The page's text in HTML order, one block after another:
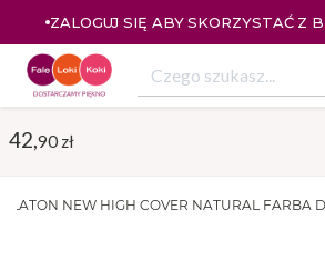
ZALOGUJ SIĘ ABY SKORZYSTAĆ Z
NEW HIGH COVER NATURAL FARBA
42, 90 zł